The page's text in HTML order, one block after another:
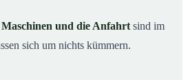
und die Anfahrt sind im
sich um nichts kümmern.